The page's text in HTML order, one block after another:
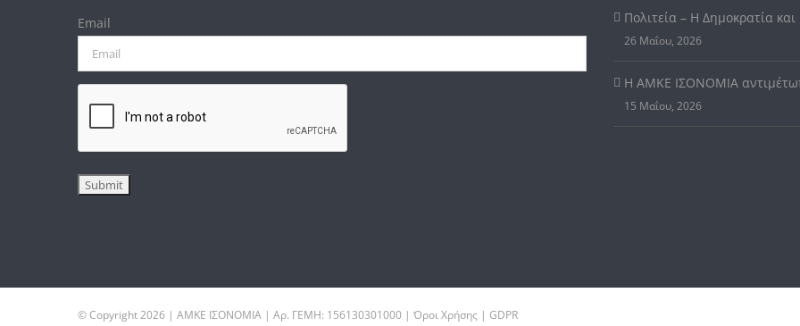
Email Πολιτεία – Η Δημοκρατία
26 Μαΐου, 2026
Η ΑΜΚΕ ΙΣΟΝΟΜΙΑ
15 Μαΐου, 2026
© Copyright2026 | ΑΜΚΕ ΙΣΟΝΟΜΙΑ | Αρ. ΓΕΜΗ: 156130301000 | Όροι Χρήσης | GDPR